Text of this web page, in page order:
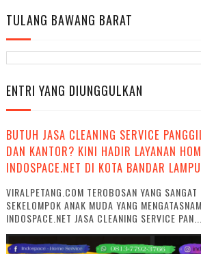
TULANG BAWANG BARAT
ENTRI YANG DIUNGGULKAN
BUTUH JASA CLEANING SERVICE
DAN KANTOR? KINI HADIR LAYANAN
INDOSPACE.NET DI KOTA BANDAR
VIRALPETANG.COM TEROBOSAN YANG
SEKELOMPOK ANAK MUDA YANG
INDOSPACE.NET JASA CLEANING SERVICE PAN...